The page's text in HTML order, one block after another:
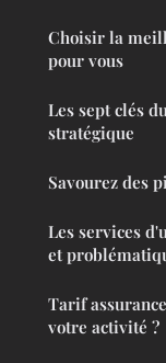
Choisir la
pour vous
Les sept clés
stratégique
Savourez des
Les services
et
Tarif
votre activité ?